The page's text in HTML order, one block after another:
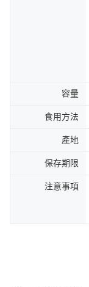
容量
食用方法
產地
保存期限
注意事項